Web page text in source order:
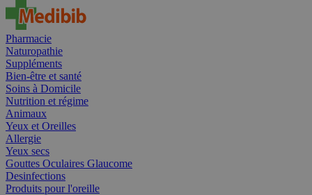
Pharmacie
Naturopathie
Suppléments
Bien-être et santé
Soins à Domicile
Nutrition et régime
Animaux
Yeux et Oreilles
Allergie
Yeux secs
Gouttes Oculaires Glaucome
Desinfections
Produits pour l'oreille